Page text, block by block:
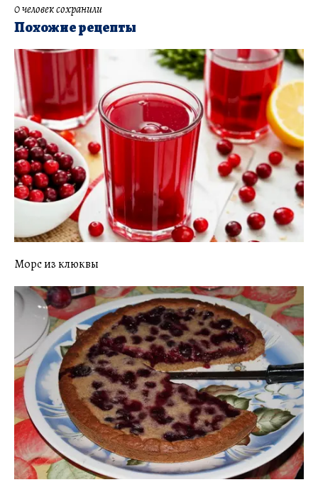
0 человек сохранили
Похожие рецепты
Морс из клюквы